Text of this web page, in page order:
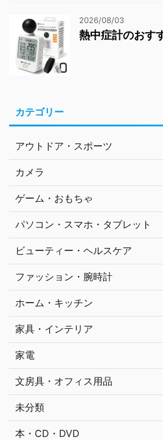
2026/08/03
熱中症計のおす
カテゴリー
アウトドア・スポーツ
カメラ
ゲーム・おもちゃ
パソコン・スマホ・タブレット
ビューティー・ヘルスケア
ファッション・腕時計
ホーム・キッチン
家具・インテリア
家電
文房具・オフィス用品
未分類
本・CD・DVD